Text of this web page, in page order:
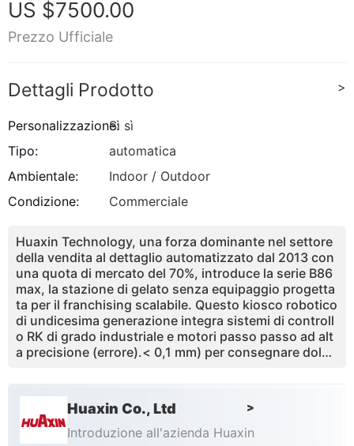
US $7500.00
Prezzo Ufficiale
Dettagli Prodotto >
Personalizzazione:Sì sì
Tipo:
automatica
Ambientale:
Indoor / Outdoor
Condizione:
Commerciale
Huaxin Technology, una forza dominante nel settore
della vendita al dettaglio automatizzato dal 2013 con
una quota di mercato del 70%, introduce la serie B86
max, la stazione di gelato senza equipaggio progetta
ta per il franchising scalabile. Questo kiosco robotico
di undicesima generazione integra sistemi di controll
o RK di grado industriale e motori passo passo ad alt
a precisione (errore).< 0,1 mm) per consegnare dolci
è progettato per zone di traffico ultra-elevato in cui il
tempo di attività è critico. Grazie all ' avanzata tecnol
ogia della pompa d'aria con sovraccarico del 43%, gli
Huaxin Co., Ltd >
Introduzione all'azienda Huaxin